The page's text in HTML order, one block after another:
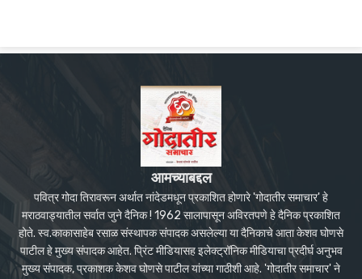
आमच्याबद्दल
पवित्र गोदा तिरावरून अर्थात नांदेडमधून प्रकाशित होणारे 'गोदातीर समाचार' हे
मराठवाड्यातील सर्वात जुने दैनिक ! 1962 सालापासून अविरतपणे हे दैनिक प्रकाशित
होते. स्व.काकासाहेब रसाळ संस्थापक संपादक असलेल्या या दैनिकाचे आता केशव घोणसे
पाटील हे मुख्य संपादक आहेत. प्रिंट मीडियासह इलेक्ट्रॉनिक मीडियाचा प्रदीर्घ अनुभव
मुख्य संपादक, प्रकाशक केशव घोणसे पाटील यांच्या गाठीशी आहे. 'गोदातीर समाचार' ने